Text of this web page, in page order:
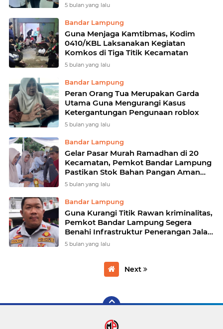
5 bulan yang lalu
Bandar Lampung
Guna Menjaga Kamtibmas, Kodim
0410/KBL Laksanakan Kegiatan
Komkos di Tiga Titik Kecamatan
5 bulan yang lalu
Bandar Lampung
Peran Orang Tua Merupakan Garda
Utama Guna Mengurangi Kasus
Ketergantungan Pengunaan roblox
5 bulan yang lalu
Bandar Lampung
Gelar Pasar Murah Ramadhan di 20
Kecamatan, Pemkot Bandar Lampung
Pastikan Stok Bahan Pangan Aman
Jelang Idul Fitri
5 bulan yang lalu
Bandar Lampung
Guna Kurangi Titik Rawan kriminalitas,
Pemkot Bandar Lampung Segera
Benahi Infrastruktur Penerangan Jalan
Umum
5 bulan yang lalu
Next